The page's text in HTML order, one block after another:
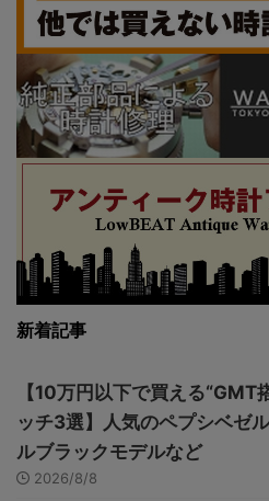
新着記事
【10万円以下で買える“GMT
ッチ3選】人気のペプシベゼ
ルブラックモデルなど
2026/8/8